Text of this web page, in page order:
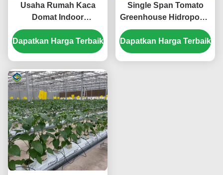
Usaha Rumah Kaca
Domat Indoor
Waterproof Untuk Dijual
Dengan Sistem
Hydroponic
Dapatkan Harga Terbaik
Single Span Tomato
Greenhouse Hidroponik
Menumbuhkan Rumah
Kaca Besar
Dapatkan Harga Terbaik